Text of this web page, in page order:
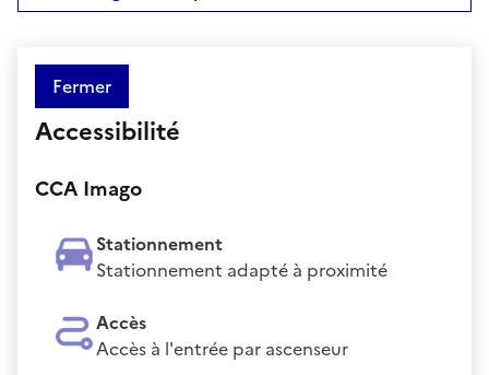
Fermer
Accessibilité
CCA Imago
Stationnement
Stationnement adapté à proximité
Accès
Accès à l'entrée par ascenseur